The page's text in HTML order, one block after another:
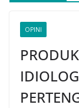
OPINI